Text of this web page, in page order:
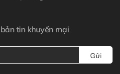
tin khuyến mại
Gửi